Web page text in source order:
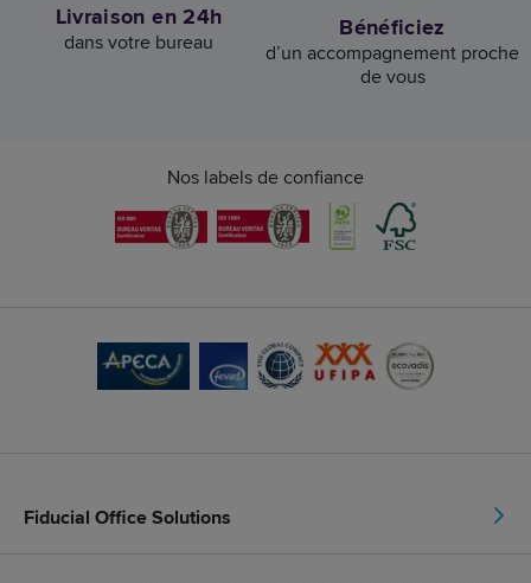
Livraison en 24h
dans votre bureau Bénéficiez
d’un accompagnement proche
de vous
Nos labels de confiance
Fiducial Office Solutions